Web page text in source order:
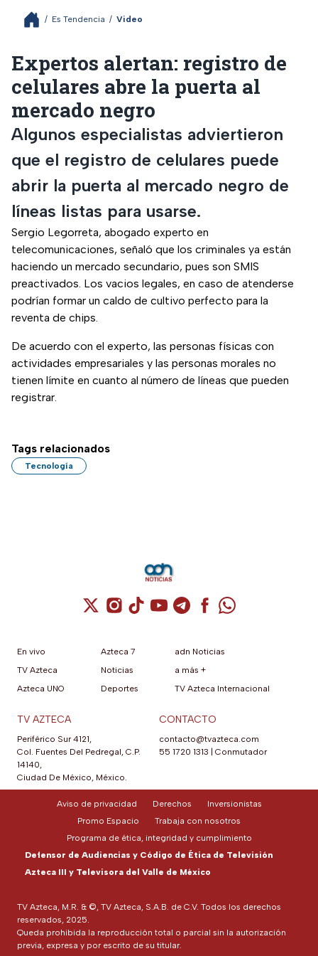
/ Es Tendencia / Video
Expertos alertan: registro de
celulares abre la puerta al
mercado negro
Algunos especialistas adviertieron
que el registro de celulares puede
abrir la puerta al mercado negro de
líneas listas para usarse.
Sergio Legorreta, abogado experto en
telecomunicaciones, señaló que los criminales ya están
haciendo un mercado secundario, pues son SMIS
preactivados. Los vacios legales, en caso de atenderse
podrían formar un caldo de cultivo perfecto para la
reventa de chips.
De acuerdo con el experto, las personas físicas con
actividades empresariales y las personas morales no
tienen límite en cuanto al número de líneas que pueden
registrar.
Tags relacionados
Tecnología
Cuenta de X / Twitter (se abre en una
Cuenta de Instagram (se abre en una
Cuenta de TikTok (se abre en
Cuenta de YouTube (se abre
Cuenta de Telegram (se
Cuenta de
Cuenta de
En vivo
TV Azteca
Azteca UNO
Azteca 7
Noticias
Deportes
adn Noticias
a más +
TV Azteca Internacional
TV AZTECA
Periférico Sur 4121,
Col. Fuentes Del Pedregal, C.P.
14140,
Ciudad De México, México.
CONTACTO
contacto@tvazteca.com
55 1720 1313 | Conmutador
TV Azteca, M.R. & ©, TV Azteca, S.A.B. de C.V. Todos los derechos
reservados, 2025.
Queda prohibida la reproducción total o parcial sin la autorización
previa, expresa y por escrito de su titular.
Aviso de privacidad Derechos
Inversionistas
Promo Espacio
Trabaja con nosotros
Programa de ética, integridad y cumplimiento
Defensor de Audiencias y Código de Ética de Televisión
Azteca III y Televisora del Valle de México